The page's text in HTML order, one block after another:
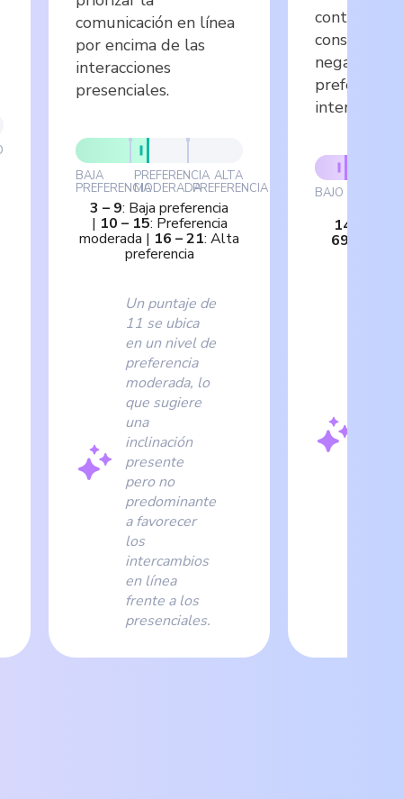
comunicación en línea
por encima de las
interacciones
presenciales.
BAJA
PREFERENCIA
PREFERENCIA
MODERADA
ALTA
PREFERENCIA
3 – 9: Baja preferencia
| 10 – 15: Preferencia
moderada | 16 –21: Alta
preferencia
Un puntaje de
11 se ubica
en un nivel de
preferencia
moderada, lo
que sugiere
una
inclinación
presente
pero no
predominante
a favorecer
los
intercambios
en línea
frente a los
presenciales.
control del
negativas y
interacción
BAJO
14
69